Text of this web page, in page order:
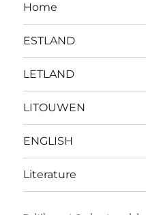
Home
ESTLAND
LETLAND
LITOUWEN
ENGLISH
Literature